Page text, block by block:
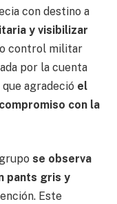
con destino a
y visibilizar
control militar
por la cuenta
que agradeció el
con la
se observa
pants gris y
Este